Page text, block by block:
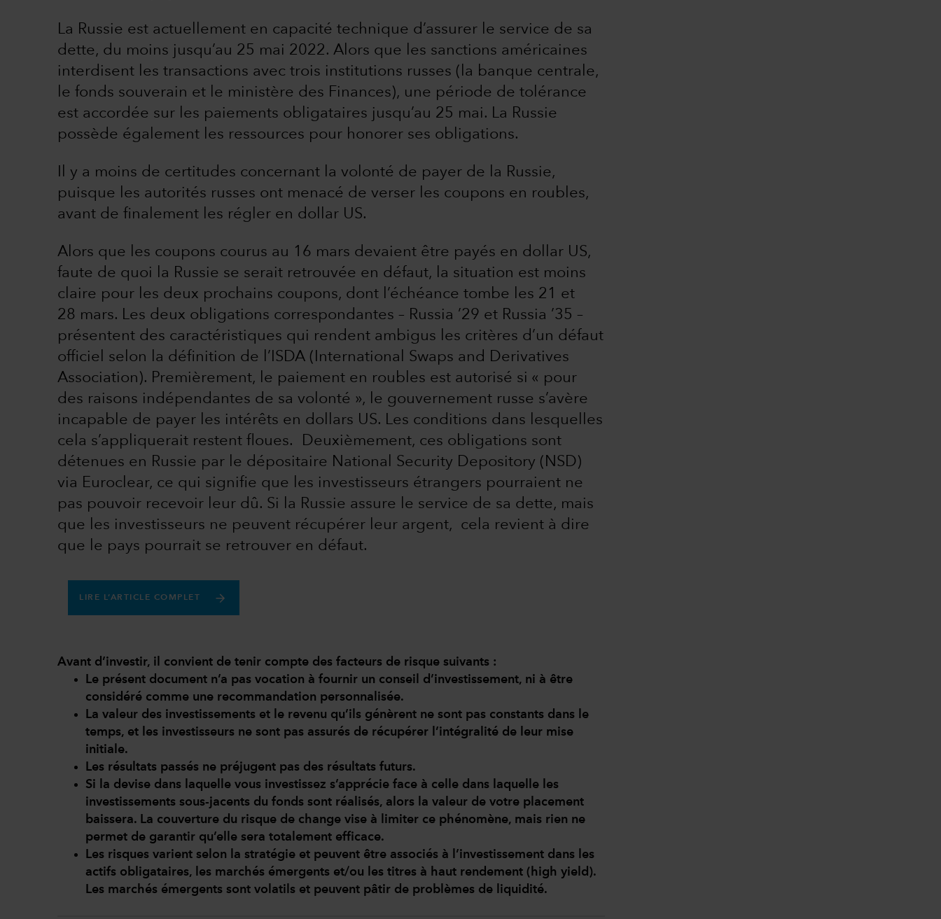
La Russie est actuellement en capacité technique d’assurer le service de sa
dette, du moins jusqu’au 25 mai 2022. Alors que les sanctions américaines
interdisent les transactions avec trois institutions russes (la banque centrale,
le fonds souverain et le ministère des Finances), une période de tolérance
est accordée sur les paiements obligataires jusqu’au 25 mai. La Russie
possède également les ressources pour honorer ses obligations.
Il y a moins de certitudes concernant la volonté de payer de la Russie,
puisque les autorités russes ont menacé de verser les coupons en roubles,
avant de finalement les régler en dollar US.
Alors que les coupons courus au 16 mars devaient être payés en dollar US,
faute de quoi la Russie se serait retrouvée en défaut, la situation est moins
claire pour les deux prochains coupons, dont l’échéance tombe les 21 et
28 mars. Les deux obligations correspondantes – Russia ’29 et Russia ’35 –
présentent des caractéristiques qui rendent ambigus les critères d’un défaut
officiel selon la définition de l’ISDA (International Swaps and Derivatives
Association). Premièrement, le paiement en roubles est autorisé si « pour
des raisons indépendantes de sa volonté », le gouvernement russe s’avère
incapable de payer les intérêts en dollars US. Les conditions dans lesquelles
cela s’appliquerait restent floues. Deuxièmement, ces obligations sont
détenues en Russie par le dépositaire National Security Depository (NSD)
via Euroclear, ce qui signifie que les investisseurs étrangers pourraient ne
pas pouvoir recevoir leur dû. Si la Russie assure le service de sa dette, mais
que les investisseurs ne peuvent récupérer leur argent, cela revient à dire
que le pays pourrait se retrouver en défaut.
LIRE L’ARTICLE COMPLET
Avant d’investir, il convient de tenir compte des facteurs de risque suivants :
Le présent document n’a pas vocation à fournir un conseil d’investissement, ni à être
considéré comme une recommandation personnalisée.
La valeur des investissements et le revenu qu’ils génèrent ne sont pas constants dans le
temps, et les investisseurs ne sont pas assurés de récupérer l’intégralité de leur mise
initiale.
Les résultats passés ne préjugent pas des résultats futurs.
Si la devise dans laquelle vous investissez s’apprécie face à celle dans laquelle les
investissements sous-jacents du fonds sont réalisés, alors la valeur de votre placement
baissera. La couverture du risque de change vise à limiter ce phénomène, mais rien ne
permet de garantir qu’elle sera totalement efficace.
Les risques varient selon la stratégie et peuvent être associés à l’investissement dans les
actifs obligataires, les marchés émergents et/ou les titres à haut rendement (high yield).
Les marchés émergents sont volatils et peuvent pâtir de problèmes de liquidité.